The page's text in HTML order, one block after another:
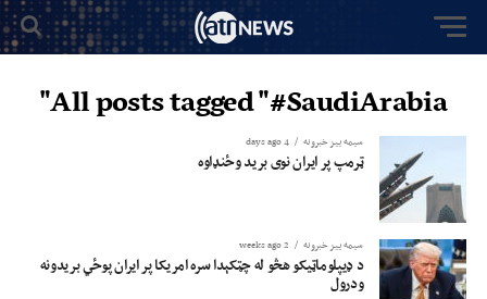
All posts tagged "#SaudiArabia"
سیمه ییز خبرونه 4 days ago
ټرمپ پر ایران نوی برید وځنډاوه
سیمه ییز خبرونه 2 weeks ago
د ډیپلوماټیکو هڅو له چټکېدا سره امریکا پر ایران پوځي بریدونه
ودرول